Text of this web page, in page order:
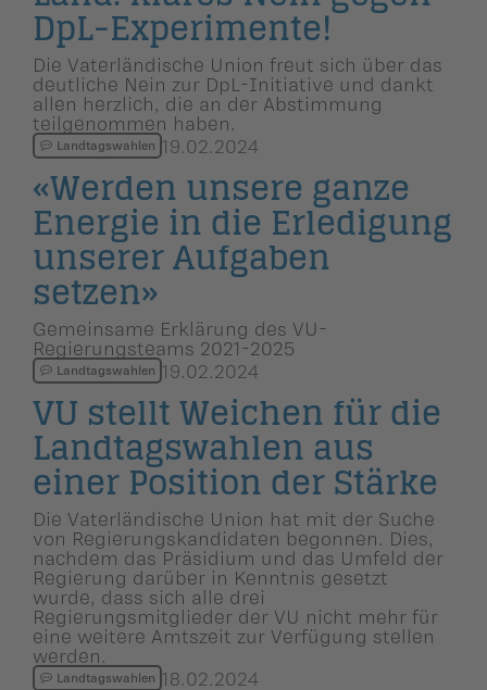
DpL-Experimente!
Die Vaterländische Union freut sich über das
deutliche Nein zur DpL-Initiative und dankt
allen herzlich, die an der Abstimmung
teilgenommen haben.
Landtagswahlen 19.02.2024
«Werden unsere ganze
Energie in die Erledigung
unserer Aufgaben
setzen»
Gemeinsame Erklärung des VU-
Regierungsteams 2021-2025
Landtagswahlen 19.02.2024
VU stellt Weichen für die
Landtags­wahlen aus
einer Position der Stärke
Die Vaterländische Union hat mit der Suche
von Regierungskandidaten begonnen. Dies,
nachdem das Präsidium und das Umfeld der
Regierung darüber in Kenntnis gesetzt
wurde, dass sich alle drei
Regierungsmitglieder der VU nicht mehr für
eine weitere Amtszeit zur Verfügung stellen
werden.
Landtagswahlen 18.02.2024